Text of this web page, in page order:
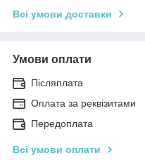
Всі умови доставки
Умови оплати
Післяплата
Оплата за реквізитами
Передоплата
Всі умови оплати